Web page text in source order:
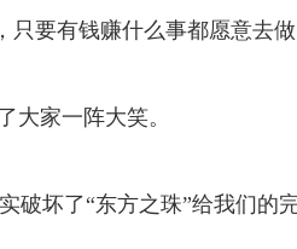
只要有钱赚什么事都愿意去
家一阵大笑。
坏了“东方之珠”给我们的完